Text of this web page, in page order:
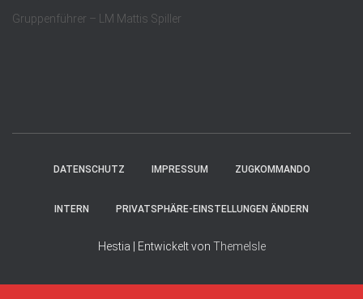
Gruppenführer – LM Mattis Spiller
DATENSCHUTZ IMPRESSUM ZUGKOMMANDO
INTERN PRIVATSPHÄRE-EINSTELLUNGEN ÄNDERN
Hestia | Entwickelt von ThemeIsle